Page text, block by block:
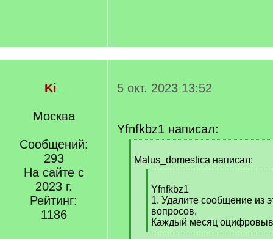
Ki_
Москва
Сообщений:
293
На сайте с
2023 г.
Рейтинг:
1186
5 окт. 2023 13:52
Yfnfkbz1 написал:
q
Malus_domestica написал:
q
]
Yfnfkbz1
1. Удалите сообщение из
вопросов.
Каждый месяц
[